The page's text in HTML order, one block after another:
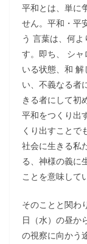
平和とは、単に
せん。平和・平
う 言葉は、何
す。即ち、 シ
いる状態、和
い、不義なる者
きる者にして初
平和をつくり出
くり出すことで
社会に生きる私
る、神様の義に
ことを意味して
そのことと関
日（水）の昼か
の視察に向かう